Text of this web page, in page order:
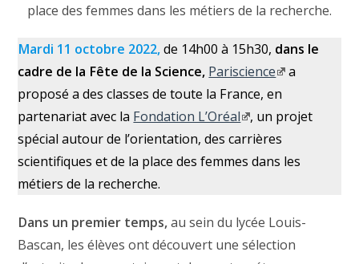
place des femmes dans les métiers de la recherche.
Mardi 11 octobre 2022,de 14h00 à 15h30, dans le
cadre de la Fête de la Science, Pariscience
a
proposé a des classes de toute la France, en
partenariat avec la Fondation L’Oréal
, un projet
spécial autour de l’orientation, des carrières
scientifiques et de la place des femmes dans les
métiers de la recherche.
Dans un premier temps,au sein du lycée Louis-
Bascan, les élèves ont découvert une sélection